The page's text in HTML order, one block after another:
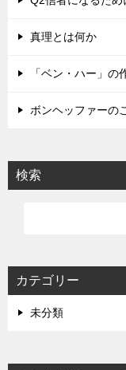
真理とは何か
「ベン・ハー」の
ボンヘッファーの
検索
カテゴリー
未分類